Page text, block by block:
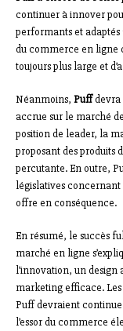
continuer à innover
performants et adaptés
du commerce en ligne
toujours plus large et
Néanmoins, Puffdevra
accrue sur le marché
position de leader, la
proposant des produits
percutante. En outre,
législatives
offre en conséquence.
En résumé, le succès
marché en ligne
l’innovation, un
marketing efficace.
Puff devraient
l’essor du commerce